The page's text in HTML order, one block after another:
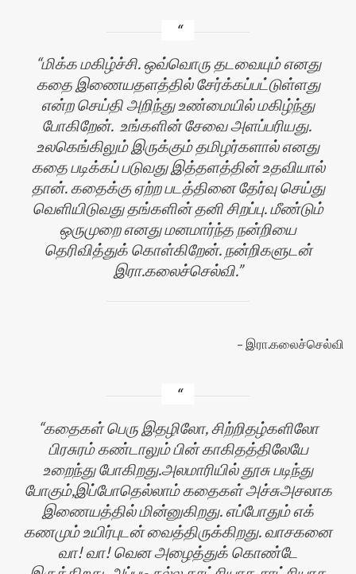
மிக்க மகிழ்ச்சி. ஒவ்வொரு தடவையும் எனது
கதை இணையதளத்தில் சேர்க்கப்பட்டுள்ளது
என்ற செய்தி அறிந்து உண்மையில் மகிழ்ந்து
போகிறேன். உங்களின் சேவை அளப்பரியது.
உலகெங்கிலும் இருக்கும் தமிழர்களால் எனது
கதை படிக்கப் படுவது இத்தளத்தின் உதவியால்
தான். கதைக்கு ஏற்ற படத்தினை தேர்வு செய்து
வெளியிடுவது தங்களின் தனி சிறப்பு. மீண்டும்
ஒருமுறை எனது மனமார்ந்த நன்றியை
தெரிவித்துக் கொள்கிறேன். நன்றிகளுடன்
இரா.கலைச்செல்வி.
இரா.கலைச்செல்வி
கதைகள் பெரு இதழிலோ, சிற்றிதழ்களிலோ
பிரசுரம் கண்டாலும் பின் காகிதத்திலேயே
உறைந்து போகிறது.அலமாரியில் தூசு படிந்து
போகும்,இப்போதெல்லாம் கதைகள் அச்சுஅசலாக
இணையத்தில் மின்னுகிறது. எப்போதும் எக்
கணமும் உயிர்புடன் வைத்திருக்கிறது. வாசகனை
வா! வா! வென அழைத்துக் கொண்டே